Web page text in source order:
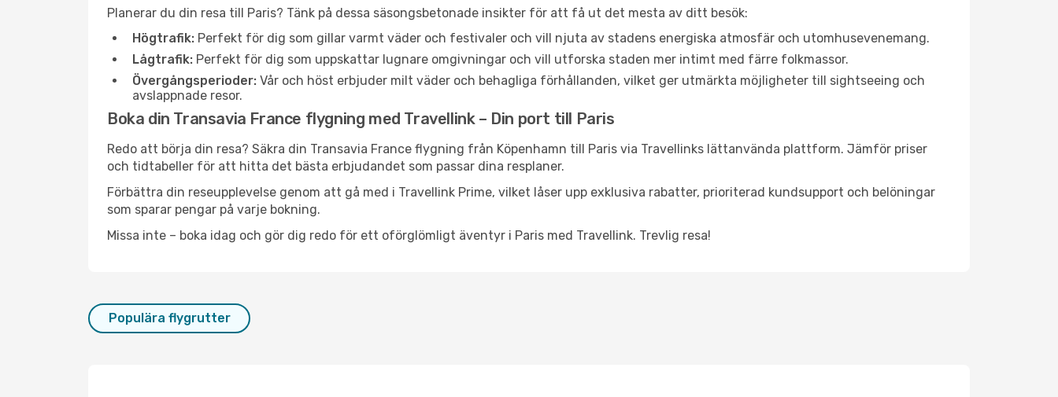
Planerar du din resa till Paris? Tänk på dessa säsongsbetonade insikter för att få ut det mesta av ditt besök:
Högtrafik: Perfekt för dig som gillar varmt väder och festivaler och vill njuta av stadens energiska atmosfär och utomhusevenemang.
Lågtrafik: Perfekt för dig som uppskattar lugnare omgivningar och vill utforska staden mer intimt med färre folkmassor.
Övergångsperioder: Vår och höst erbjuder milt väder och behagliga förhållanden, vilket ger utmärkta möjligheter till sightseeing och
avslappnade resor.
Boka din Transavia France flygning med Travellink – Din port till Paris
Redo att börja din resa? Säkra din Transavia France flygning från Köpenhamn till Paris via Travellinks lättanvända plattform. Jämför priser
och tidtabeller för att hitta det bästa erbjudandet som passar dina resplaner.
Förbättra din reseupplevelse genom att gå med i Travellink Prime, vilket låser upp exklusiva rabatter, prioriterad kundsupport och belöningar
som sparar pengar på varje bokning.
Missa inte – boka idag och gör dig redo för ett oförglömligt äventyr i Paris med Travellink. Trevlig resa!
Populära flygrutter